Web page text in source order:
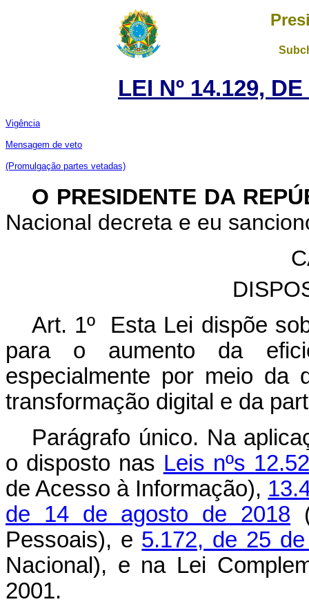
LEI Nº 14.129,
Vigência
Mensagem de veto
(Promulgação partes vetadas)
O PRESIDENTE DA
Nacional decreta e eu
Art. 1º Esta Lei dispõe
para o aumento da
especialmente por meio da
transformação digital e da
Parágrafo único. Na
o disposto nas Leis nºs
de Acesso à Informação),
de 14 de agosto de 2018
Pessoais), e 5.172, de 25
Nacional), e na Lei
2001.